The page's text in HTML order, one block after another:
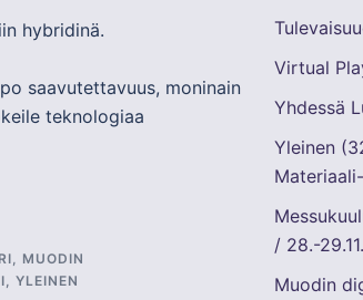
hybridinä.
saavutettavuus, moninainen
teknologiaa
, MUODIN
,YLEINEN
Virtual
Yhdessä
Yleinen
/ 28.-
Muodin